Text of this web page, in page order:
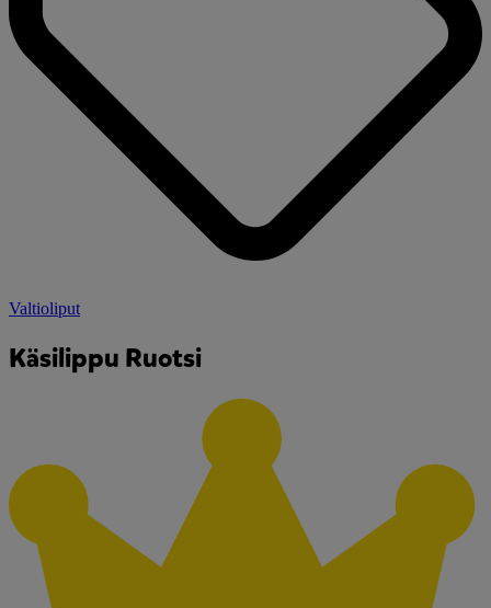
Valtioliput
Käsilippu Ruotsi